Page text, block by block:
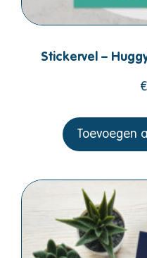
Stickervel –
€
Toevoegen